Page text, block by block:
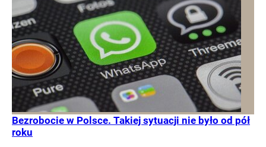
Bezrobocie w Polsce. Takiej sytuacji nie było od pół
roku